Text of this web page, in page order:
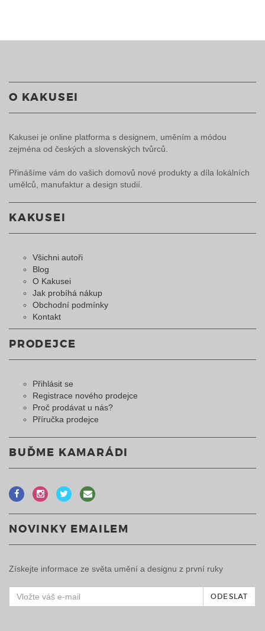
O KAKUSEI
Kakusei je online platforma s designem, uměním a módou
zejména od českých a slovenských tvůrců.
Přinášíme vám do vašich domovů nové produkty a díla lokálních
umělců, manufaktur a design studií.
KAKUSEI
Všichni autoři
Blog
O Kakusei
Jak probíhá nákup
Obchodní podmínky
Kontakt
PRODEJCE
Přihlásit se
Registrace nového prodejce
Proč prodávat u nás?
Příručka prodejce
BUĎME KAMARÁDI
NOVINKY EMAILEM
Získejte informace ze světa umění a designu z první ruky
ODESLAT